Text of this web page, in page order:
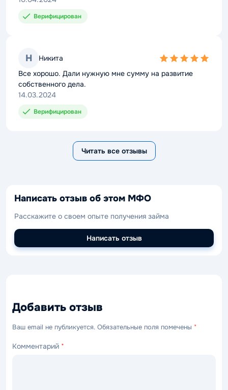
Верифицирован
Н Никита
5,0
rating
Все хорошо. Дали нужную мне сумму на развитие
собственного дела.
14.03.2024
Верифицирован
Читать все отзывы
Написать отзыв об этом МФО
Расскажите о своем опыте получения займа
Написать отзыв
Добавить отзыв
Ваш email не публикуется. Обязательные поля помечены *
Комментарий *